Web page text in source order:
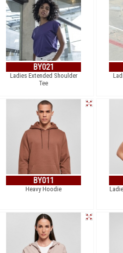
BY021
Ladies Extended Shoulder
Tee
BY011
Heavy Hoodie